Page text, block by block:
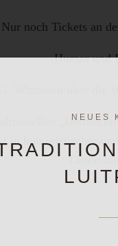
Nur noch Tickets an
Humor und
in humoristischer
NEUES